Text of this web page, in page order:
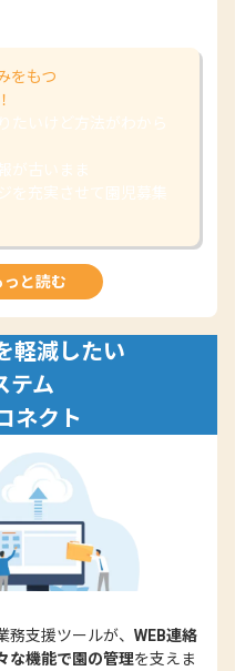
をもつ
たいけど方法がわから
が古いまま
を充実させて園児募集
っと読む
軽減したい
テム
ネクト
支援ツールが、 WEB連絡
な機能で園の管理を支えま